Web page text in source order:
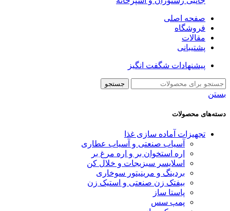
صفحه اصلی
فروشگاه
مقالات
پشتیبانی
پیشنهادات شگفت انگیز
جستجو
بستن
دسته‌های محصولات
تجهیزات آماده سازی غذا
آسیاب صنعتی و آسیاب عطاری
اره استخوان بر و اره مرغ بر
اسلایسر سبزیجات و خلال کن
بردینگ و مرینیتور سوخاری
بیفتک زن صنعتی و استیک زن
پاستا ساز
پمپ سس